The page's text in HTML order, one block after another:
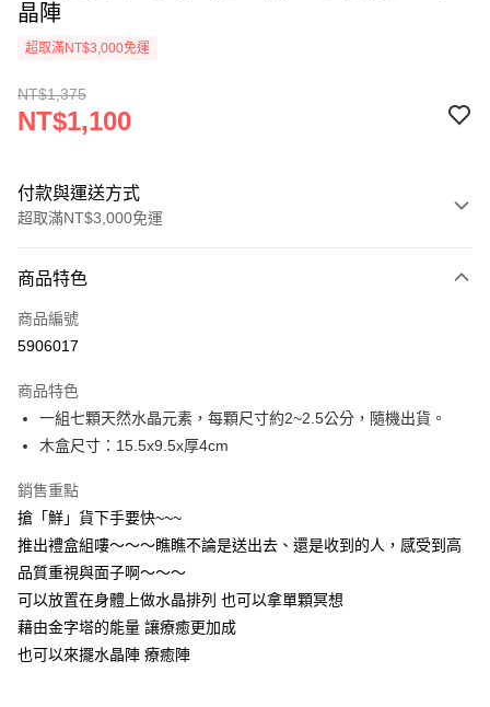
晶陣
超取滿NT$3,000免運
NT$1,375
NT$1,100
付款與運送方式
超取滿NT$3,000免運
信用卡一次付款
超商取貨付款
Apple Pay
街口支付
悠遊付
ATM付款
全家取貨付款
每筆NT$80，滿NT$3,000(含以上)免運費
商品特色
商品編號
5906017
商品特色
一組七顆天然水晶元素，每顆尺寸約2~2.5公分，隨機出貨。
木盒尺寸：15.5x9.5x厚4cm
銷售重點
搶「鮮」貨下手要快~~~
推出禮盒組嘍～～～瞧瞧不論是送出去、還是收到的人，感受到高
品質重視與面子啊～～～
可以放置在身體上做水晶排列 也可以拿單顆冥想
藉由金字塔的能量 讓療癒更加成
也可以來擺水晶陣 療癒陣